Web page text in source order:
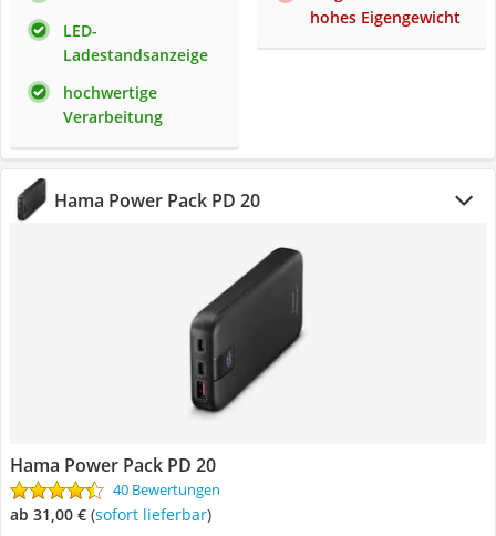
LED-
Ladestandsanzeige
hochwertige
Verarbeitung
hohes Eigengewicht
Hama Power Pack PD 20
Hama Power Pack PD 20
40 Bewertungen
ab 31,00 € ( Sofort lieferbar)